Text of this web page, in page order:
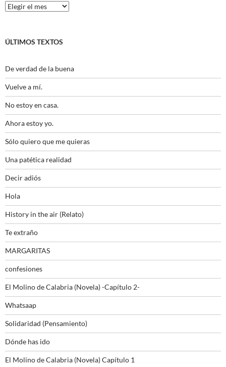
Histórico
ÚLTIMOS TEXTOS
De verdad de la buena
Vuelve a mí.
No estoy en casa.
Ahora estoy yo.
Sólo quiero que me quieras
Una patética realidad
Decir adiós
Hola
History in the air (Relato)
Te extraño
MARGARITAS
confesiones
El Molino de Calabria (Novela) -Capítulo 2-
Whatsaap
Solidaridad (Pensamiento)
Dónde has ido
El Molino de Calabria (Novela) Capítulo 1